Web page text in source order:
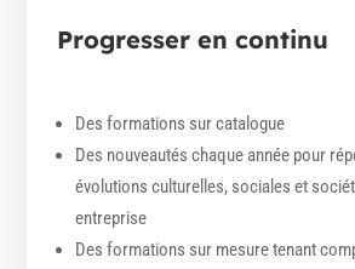
Progresser en continu
Des formations sur catalogue
Des nouveautés chaque année pour
évolutions culturelles, sociales et
entreprise
Des formations sur mesure tenant